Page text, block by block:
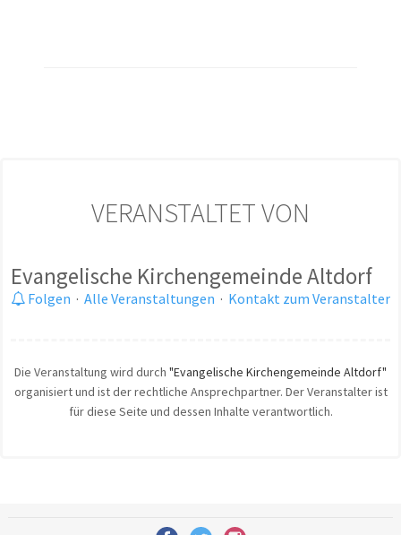
VERANSTALTET VON
Evangelische Kirchengemeinde Altdorf
Folgen · Alle Veranstaltungen · Kontakt zum Veranstalter
Die Veranstaltung wird durch "Evangelische Kirchengemeinde Altdorf"
organisiert und ist der rechtliche Ansprechpartner. Der Veranstalter ist
für diese Seite und dessen Inhalte verantwortlich.